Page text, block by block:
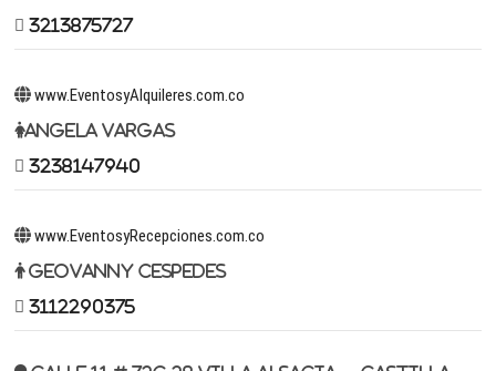
3213875727
www.EventosyAlquileres.com.co
Angela Vargas
3238147940
www.EventosyRecepciones.com.co
Geovanny Cespedes
3112290375